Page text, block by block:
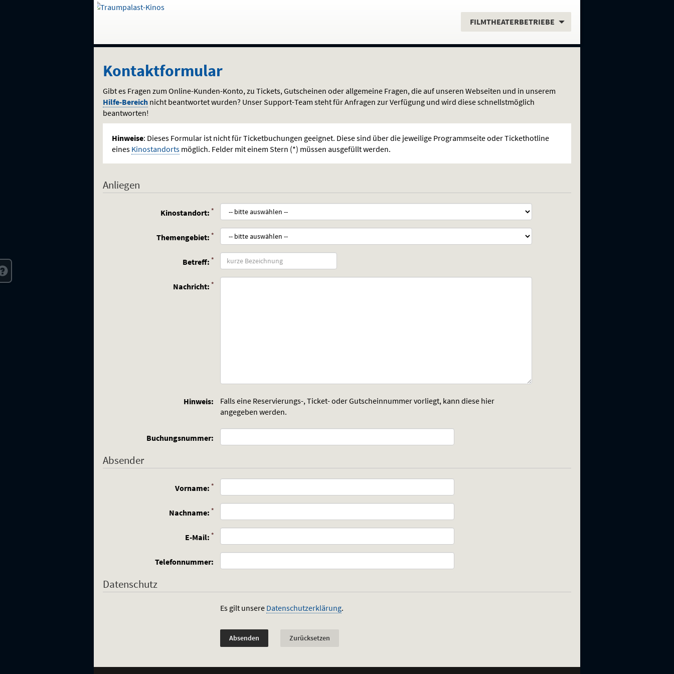
direkt
Inhalt
Menü
und
Service
Gehe
Auswahl
FILMTHEATERBETRIEBE
Kontaktformular
Kontaktformular
Gibt es Fragen zum Online-Kunden-Konto, zu Tickets, Gutscheinen oder allgemeine Fragen, die auf unseren Webseiten und in unserem
Hilfe-Bereich nicht beantwortet wurden? Unser Support-Team steht für Anfragen zur Verfügung und wird diese schnellstmöglich
beantworten!
Hinweise: Dieses Formular ist nicht für Ticketbuchungen geeignet. Diese sind über die jeweilige Programmseite oder Tickethotline
eines Kinostandorts möglich. Felder mit einem Stern (*) müssen ausgefüllt werden.
Anliegen
Kinostandort: *
(Pflichtfeld)
Themengebiet: *
(Pflichtfeld)
Betreff: *
(Pflichtfeld)
(kurze
Bezeichnung)
Nachricht: *
(Pflichtfeld)
Hinweis:
Falls eine Reservierungs-, Ticket- oder Gutscheinnummer vorliegt, kann diese hier
angegeben werden.
Buchungsnummer:
Absender
Vorname: *
(Pflichtfeld)
Nachname: *
(Pflichtfeld)
E-Mail: *
(Pflichtfeld)
Telefonnummer:
E-
Datenschutz
Es gilt unsere Datenschutzerklärung.